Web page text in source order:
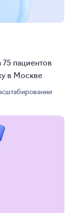
75 пациентов
в Москве